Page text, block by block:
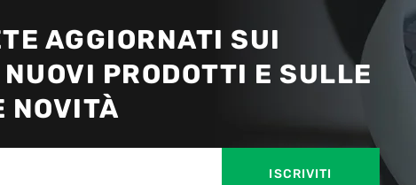
AGGIORNATI SUI
PRODOTTI E SULLE
NOVITÀ
ISCRIVITI